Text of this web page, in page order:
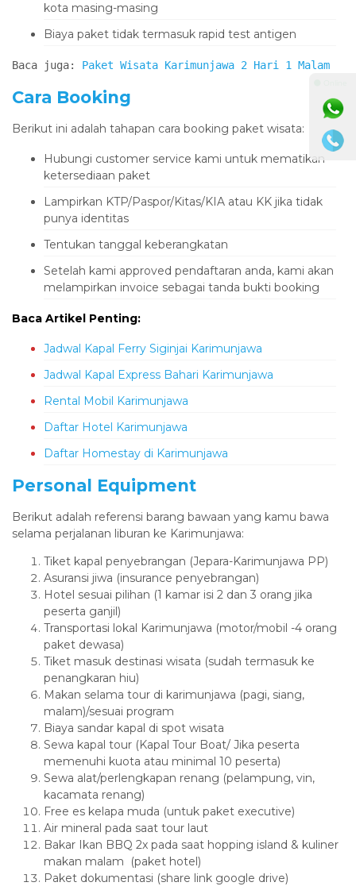
kota masing-masing
Biaya paket tidak termasuk rapid test antigen
Baca juga: Paket Wisata Karimunjawa 2 Hari 1 Malam
Cara Booking
Berikut ini adalah tahapan cara booking paket wisata:
Hubungi customer service kami untuk mematikan
ketersediaan paket
Lampirkan KTP/Paspor/Kitas/KIA atau KK jika tidak
punya identitas
Tentukan tanggal keberangkatan
Setelah kami approved pendaftaran anda, kami akan
melampirkan invoice sebagai tanda bukti booking
Baca Artikel Penting:
Jadwal Kapal Ferry Siginjai Karimunjawa
Jadwal Kapal Express Bahari Karimunjawa
Rental Mobil Karimunjawa
Daftar Hotel Karimunjawa
Daftar Homestay di Karimunjawa
Personal Equipment
Berikut adalah referensi barang bawaan yang kamu bawa
selama perjalanan liburan ke Karimunjawa:
Tiket kapal penyebrangan (Jepara-Karimunjawa PP)
Asuransi jiwa (insurance penyebrangan)
Hotel sesuai pilihan (1 kamar isi 2 dan 3 orang jika
peserta ganjil)
Transportasi lokal Karimunjawa (motor/mobil -4 orang
paket dewasa)
Tiket masuk destinasi wisata (sudah termasuk ke
penangkaran hiu)
Makan selama tour di karimunjawa (pagi, siang,
malam)/sesuai program
Biaya sandar kapal di spot wisata
Sewa kapal tour (Kapal Tour Boat/ Jika peserta
memenuhi kuota atau minimal 10 peserta)
Sewa alat/perlengkapan renang (pelampung, vin,
kacamata renang)
Free es kelapa muda (untuk paket executive)
Air mineral pada saat tour laut
Bakar Ikan BBQ 2x pada saat hopping island & kuliner
makan malam (paket hotel)
Paket dokumentasi (share link google drive)